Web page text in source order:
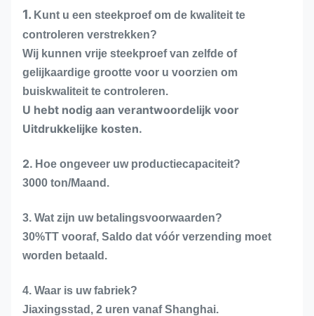
1. Kunt u een steekproef om de kwaliteit te
controleren verstrekken?
Wij kunnen vrije steekproef van zelfde of
gelijkaardige grootte voor u voorzien om
buiskwaliteit te controleren.
U hebt nodig aan verantwoordelijk voor
Uitdrukkelijke kosten.
2. Hoe ongeveer uw productiecapaciteit?
3000 ton/Maand.
3. Wat zijn uw betalingsvoorwaarden?
30%TT vooraf, Saldo dat vóór verzending moet
worden betaald.
4. Waar is uw fabriek?
Jiaxingsstad, 2 uren vanaf Shanghai.